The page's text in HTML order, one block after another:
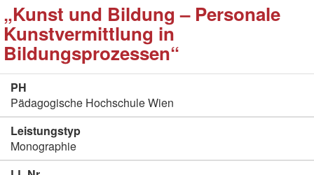
„Kunst und Bildung – Personale
Kunstvermittlung in
Bildungsprozessen“
PH
Pädagogische Hochschule Wien
Leistungstyp
Monographie